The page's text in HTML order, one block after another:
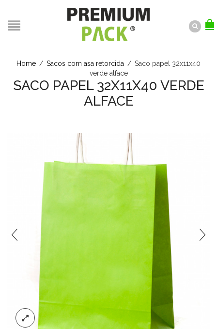
Home / Sacos com asa retorcida / Saco papel 32x11x40
verde alface
SACO PAPEL 32X11X40 VERDE
ALFACE